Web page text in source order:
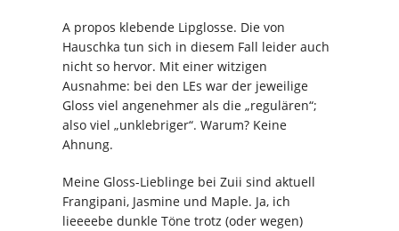
A propos klebende Lipglosse. Die von
Hauschka tun sich in diesem Fall leider auch
nicht so hervor. Mit einer witzigen
Ausnahme: bei den LEs war der jeweilige
Gloss viel angenehmer als die „regulären“;
also viel „unklebriger“. Warum? Keine
Ahnung.
Meine Gloss-Lieblinge bei Zuii sind aktuell
Frangipani, Jasmine und Maple. Ja, ich
lieeeebe dunkle Töne trotz (oder wegen)